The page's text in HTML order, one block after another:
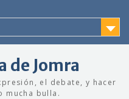
de Jomra
el debate, y hacer
mucha bulla.